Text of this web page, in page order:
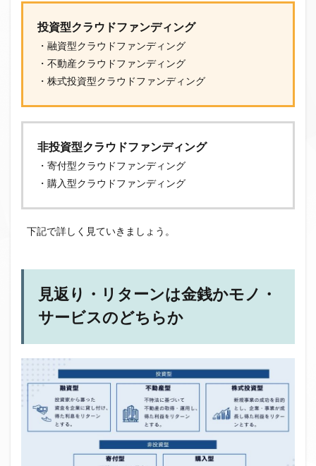
投資型クラウドファンディング
・融資型クラウドファンディング
・不動産クラウドファンディング
・株式投資型クラウドファンディング
非投資型クラウドファンディング
・寄付型クラウドファンディング
・購入型クラウドファンディング
下記で詳しく見ていきましょう。
見返り・リターンは金銭かモノ・
サービスのどちらか